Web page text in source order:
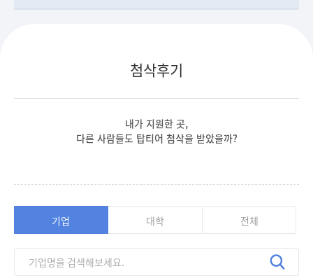
첨삭후기
내가 지원한 곳,
다른 사람들도 탑티어 첨삭을 받았을까?
기업 대학 전체